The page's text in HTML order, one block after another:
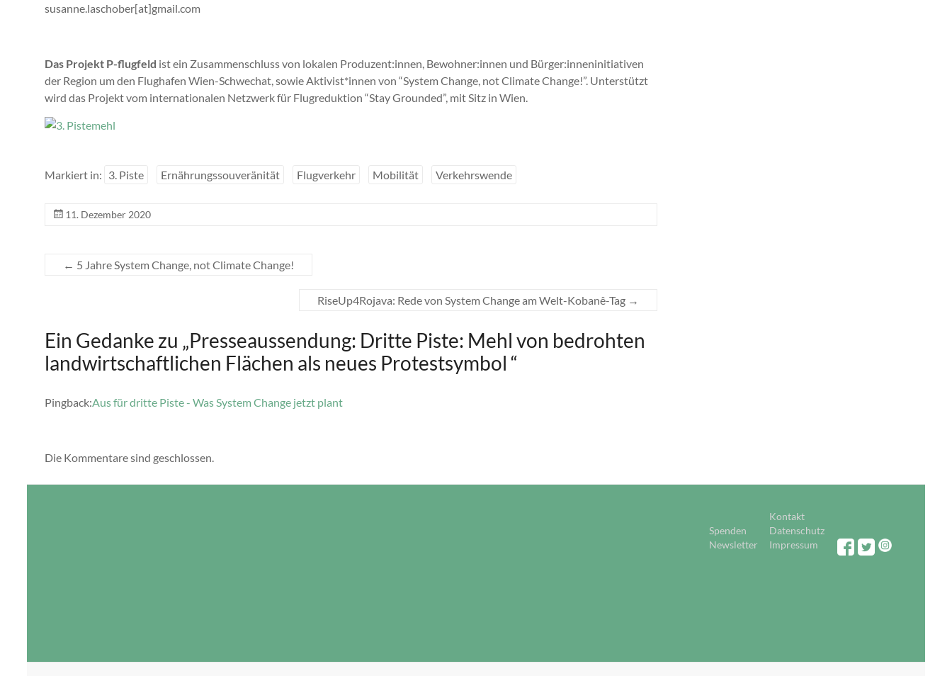
susanne.laschober[at]gmail.com
Das Projekt P-flugfeld ist ein Zusammenschluss von lokalen Produzent:innen, Bewohner:innen und Bürger:inneninitiativen
der Region um den Flughafen Wien-Schwechat, sowie Aktivist*innen von “System Change, not Climate Change!”. Unterstützt
wird das Projekt vom internationalen Netzwerk für Flugreduktion “Stay Grounded”, mit Sitz in Wien.
Markiert in: 3. Piste Ernährungssouveränität Flugverkehr Mobilität Verkehrswende
11. Dezember 2020
← 5 Jahre System Change, not Climate Change!
RiseUp4Rojava: Rede von System Change am Welt-Kobanê-Tag →
Ein Gedanke zu „Presseaussendung: Dritte Piste: Mehl von bedrohten
landwirtschaftlichen Flächen als neues Protestsymbol “
Pingback:Aus für dritte Piste - Was System Change jetzt plant
Die Kommentare sind geschlossen.
Kontakt
Spenden
Datenschutz
Newsletter
Impressum